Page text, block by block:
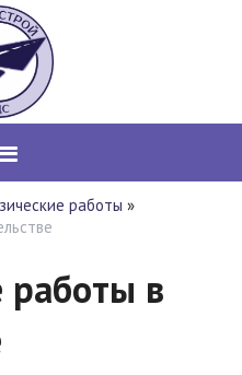
работы »
работы в